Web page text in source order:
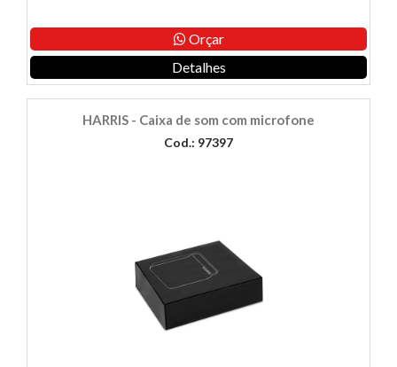
Orçar
Detalhes
HARRIS - Caixa de som com microfone
Cod.: 97397